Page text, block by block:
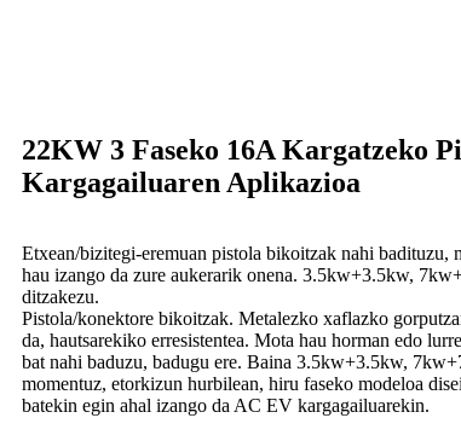
22KW 3 Faseko 16A Kargatzeko
Kargagailuaren Aplikazioa
Etxean/bizitegi-eremuan pistola bikoitzak nahi
hau izango da zure aukerarik onena. 3.5kw+3.5kw,
ditzakezu.
Pistola/konektore bikoitzak. Metalezko xaflazko
da, hautsarekiko erresistentea. Mota hau horman edo
bat nahi baduzu, badugu ere. Baina 3.5kw+3.5kw,
momentuz, etorkizun hurbilean, hiru faseko modeloa
batekin egin ahal izango da AC EV kargagailuarekin.